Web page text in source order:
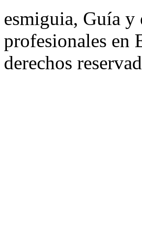
esmiguia, Guía y
profesionales en
derechos